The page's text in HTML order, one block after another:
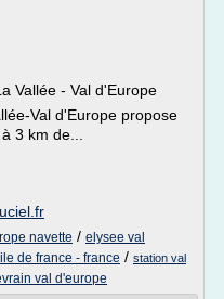
Vallée - Val d'Europe
Val d'Europe propose
3 km de...
navette / elysee val
de france - france / station val
val d'europe